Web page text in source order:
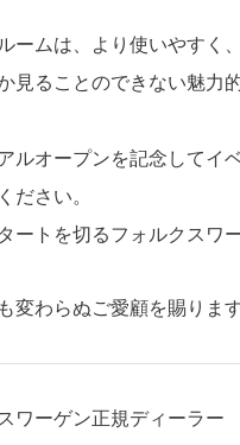
ームは、より使いやすく
見ることのできない魅力
ルオープンを記念してイ
ださい。
ートを切るフォルクスワ
変わらぬご愛顧を賜りま
ワーゲン正規ディーラ